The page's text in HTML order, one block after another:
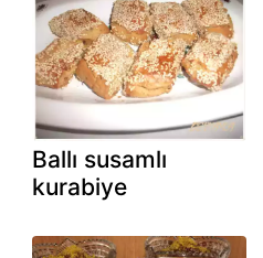
Ballı susamlı
kurabiye